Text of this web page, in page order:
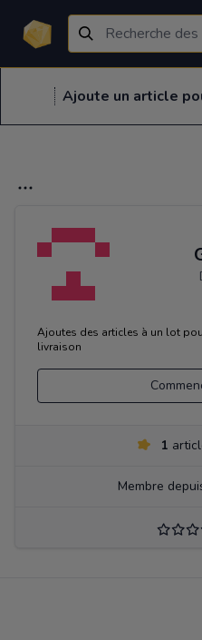
Ajoutes des articles à un lot
livraison
1
Membre
Ajoute un article